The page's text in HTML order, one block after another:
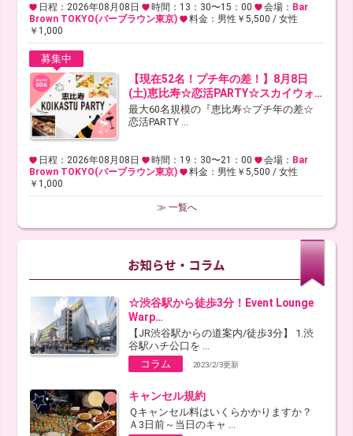
日程：2026年08月08日 時間：13：30〜15：00 会場： Bar
Brown TOKYO(バーブラウン東京)
料金：男性￥5,500 / 女性
￥1,000
募集中
【現在52名！プチ年の差！】8月8日
(土)恵比寿☆恋活PARTY☆スカイウォ…
最大60名規模の『恵比寿☆プチ年の差☆
恋活PARTY ...
日程：2026年08月08日 時間：19：30〜21：00 会場： Bar
Brown TOKYO(バーブラウン東京)
料金：男性￥5,500 / 女性
￥1,000
≫ 一覧へ
☆渋谷駅から徒歩3分！Event Lounge
Warp…
【JR渋谷駅からの道案内/徒歩3分】 1.渋
谷駅ハチ公口を ...
コラム
2023/2/3更新
キャンセル規約
Ｑキャンセル料はいくらかかりますか？
Ａ3日前～当日のキャ ...